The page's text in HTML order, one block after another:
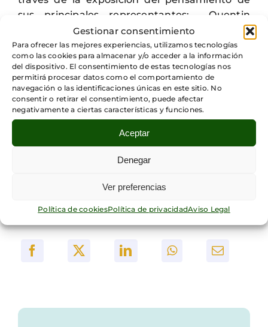
Gestionar consentimiento
Para ofrecer las mejores experiencias, utilizamos tecnologías
como las cookies para almacenar y/o acceder a la información
del dispositivo. El consentimiento de estas tecnologías nos
permitirá procesar datos como el comportamiento de
navegación o las identificaciones únicas en este sitio. No
consentir o retirar el consentimiento, puede afectar
negativamente a ciertas características y funciones.
Aceptar
Denegar
Ver preferencias
Política de cookiesPolítica de privacidadAviso Legal
sus principales representantes: Quentin
Meillassoux, Ray Brassier, Graham Harman,
Iain Hamilton Grant, Maurizio Ferraris y
Markus Gabriel. Nueva corriente filosófica
que sostiene un profundo debate con las
posiciones posmodernas.
Para más información e inscripciones, enviar
info@fundacionsicomoro.org
Comparte este evento